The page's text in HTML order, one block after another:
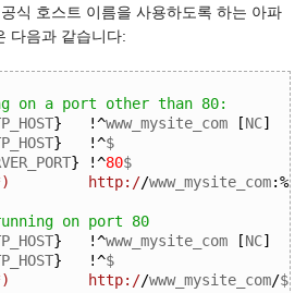
식 호스트 이름을 사용하도록 하는 아파
다음과 같습니다:
on a port other than 80:
} !^www_mysite_com [NC]
} !^$
} !^80$
http://www_mysite_com:%{
on port 80
} !^www_mysite_com [NC]
} !^$
http://www_mysite_com/$1